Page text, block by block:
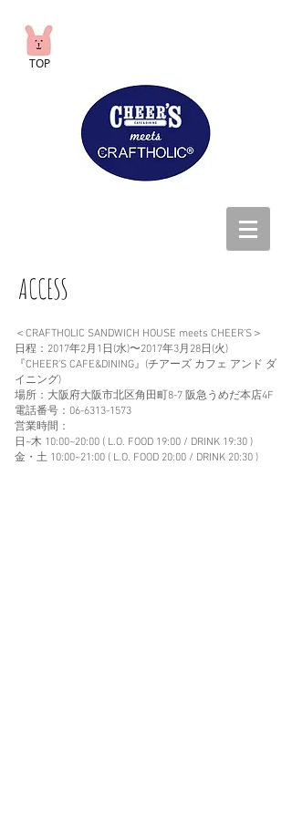
TOP
＜CRAFTHOLIC SANDWICH HOUSE meets CHEER’S＞
日程：2017年2月1日(水)〜2017年3月28日(火)
『CHEER’S CAFE&DINING』(チアーズ カフェ アンド ダ
イニング)
場所：大阪府大阪市北区角田町8-7 阪急うめだ本店4F
電話番号：06-6313-1573
営業時間：
日~木 10:00~20:00 ( L.O. FOOD 19:00 / DRINK 19:30 )
金・土 10:00~21:00 ( L.O. FOOD 20:00 / DRINK 20:30 )
ACCESS